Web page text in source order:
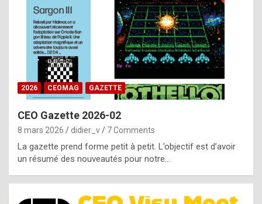
a
y
b
e
b
y
g
e
n
u
i
2026 CEOMAG GAZETTE
CEO Gazette 2026-02
8 mars 2026 didier_v 7 Comments
La gazette prend forme petit à petit. L’objectif est d’avoir
un résumé des nouveautés pour notre…